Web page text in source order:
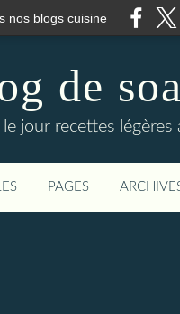
nos blogs cuisine
de
jour recettes
PAGES